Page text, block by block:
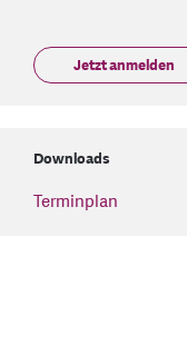
Jetzt anmelden
Downloads
Terminplan